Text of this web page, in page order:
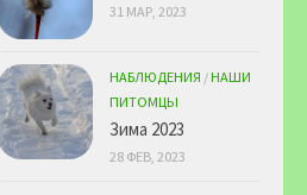
31 МАР, 2023
НАБЛЮДЕНИЯ /НАШИ
ПИТОМЦЫ
Зима 2023
28 ФЕВ, 2023